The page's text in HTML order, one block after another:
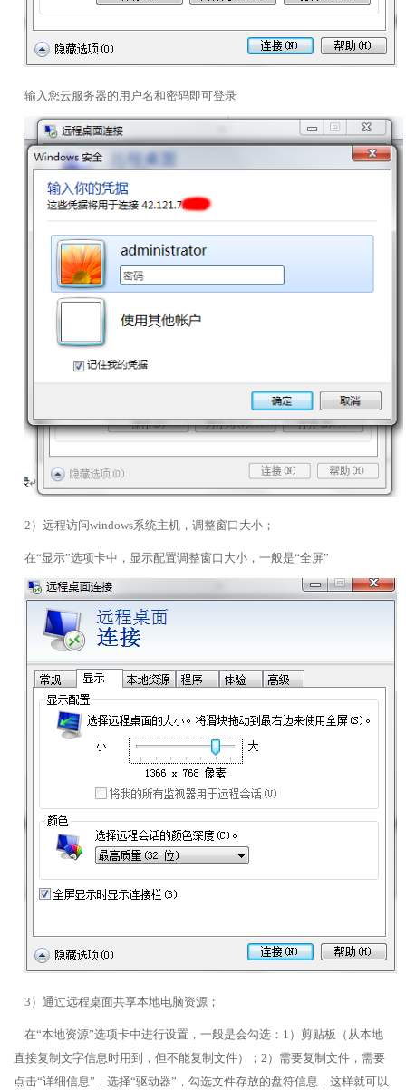
输入您云服务器的用户名和密码即可登录
2）远程访问windows系统主机，调整窗口大小；
在“显示”选项卡中，显示配置调整窗口大小，一般是“全屏”
3）通过远程桌面共享本地电脑资源；
在“本地资源”选项卡中进行设置，一般是会勾选：1）剪贴板（从本地
直接复制文字信息时用到，但不能复制文件）；2）需要复制文件，需要
点击“详细信息”，选择“驱动器”，勾选文件存放的盘符信息，这样就可以